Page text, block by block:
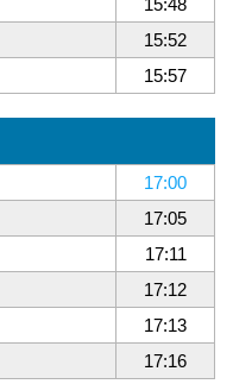
15:48
15:52
15:57
17:00
17:05
17:11
17:12
17:13
17:16